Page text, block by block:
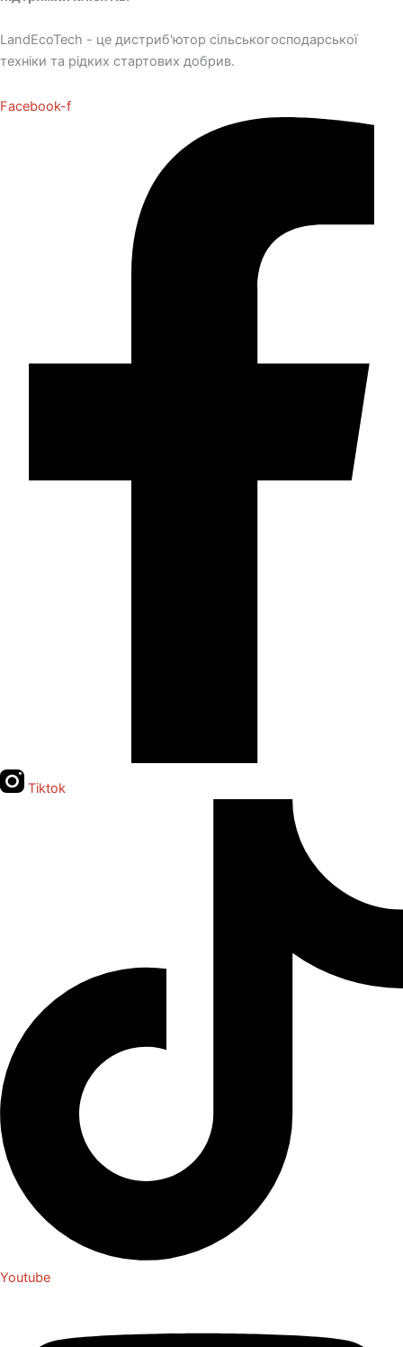
LandEcoTech - це дистриб'ютор сільськогосподарської
техніки та рідких стартових добрив.
Facebook-f
Tiktok
Youtube